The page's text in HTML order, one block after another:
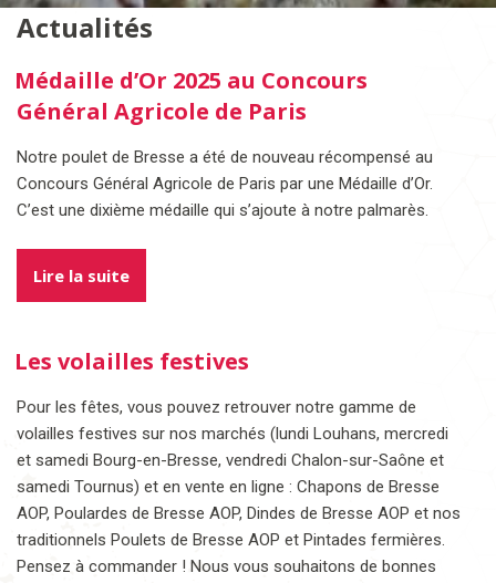
Actualités
Médaille d’Or 2025 au Concours
Général Agricole de Paris
Notre poulet de Bresse a été de nouveau récompensé au
Concours Général Agricole de Paris par une Médaille d’Or.
C’est une dixième médaille qui s’ajoute à notre palmarès.
Lire la suite
Les volailles festives
Pour les fêtes, vous pouvez retrouver notre gamme de
volailles festives sur nos marchés (lundi Louhans, mercredi
et samedi Bourg-en-Bresse, vendredi Chalon-sur-Saône et
samedi Tournus) et en vente en ligne : Chapons de Bresse
AOP, Poulardes de Bresse AOP, Dindes de Bresse AOP et nos
traditionnels Poulets de Bresse AOP et Pintades fermières.
Pensez à commander ! Nous vous souhaitons de bonnes